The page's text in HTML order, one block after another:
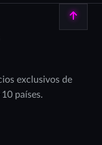
exclusivos de
países.